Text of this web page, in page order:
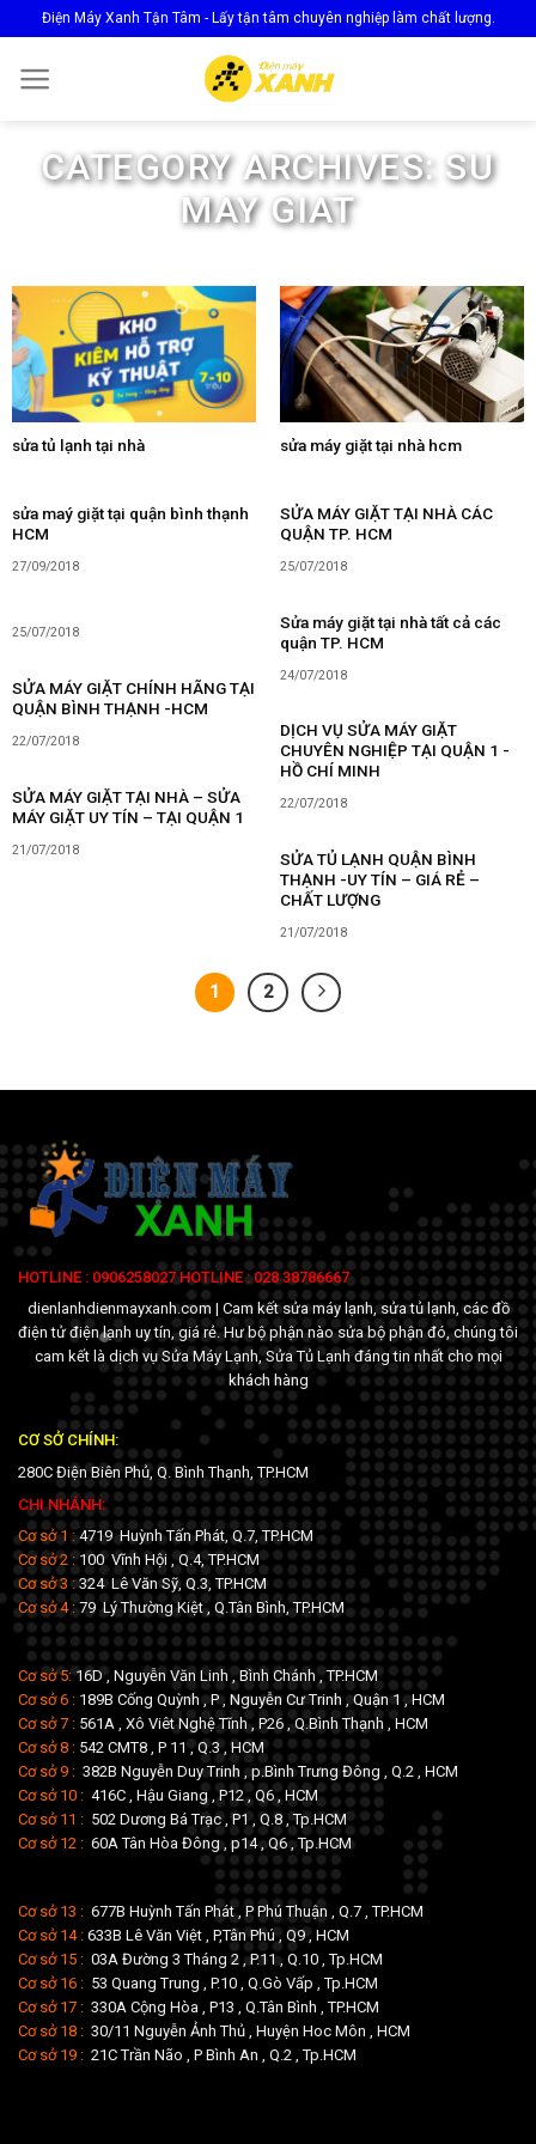
to
content
Điện Máy Xanh Tận Tâm - Lấy tận tâm chuyên nghiệp làm chất lượng.
CATEGORY ARCHIVES: SU
MAY GIAT
sửa tủ lạnh tại nhà sửa máy giặt tại nhà hcm
sửa maý giặt tại quận bình thạnh
HCM
27/09/2018
SỬA MÁY GIẶT TẠI NHÀ CÁC
QUẬN TP. HCM
25/07/2018
25/07/2018
Sửa máy giặt tại nhà tất cả các
quận TP. HCM
24/07/2018
SỬA MÁY GIẶT CHÍNH HÃNG TẠI
QUẬN BÌNH THẠNH -HCM
22/07/2018
DỊCH VỤ SỬA MÁY GIẶT
CHUYÊN NGHIỆP TẠI QUẬN 1 -
HỒ CHÍ MINH
22/07/2018
SỬA MÁY GIẶT TẠI NHÀ – SỬA
MÁY GIẶT UY TÍN – TẠI QUẬN 1
21/07/2018
SỬA TỦ LẠNH QUẬN BÌNH
THẠNH -UY TÍN – GIÁ RẺ –
CHẤT LƯỢNG
21/07/2018
1 2
HOTLINE : 0906258027 HOTLINE : 028 38786667
dienlanhdienmayxanh.com | Cam kết sửa máy lạnh, sửa tủ lạnh, các đồ
điện tử điện lạnh uy tín, giá rẻ. Hư bộ phận nào sửa bộ phận đó, chúng tôi
cam kết là dịch vụ Sửa Máy Lạnh, Sửa Tủ Lạnh đáng tin nhất cho mọi
khách hàng
CƠ SỞ CHÍNH:
280C Điện Biên Phủ, Q. Bình Thạnh, TP.HCM
CHI NHÁNH:
Cơ sở 1 :4719 Huỳnh Tấn Phát, Q.7, TP.HCM
Cơ sở 2 :100 Vĩnh Hội , Q.4, TP.HCM
Cơ sở 3 :324 Lê Văn Sỹ, Q.3, TP.HCM
Cơ sở 4 :79 Lý Thường Kiệt , Q.Tân Bình, TP.HCM
Cơ sở 5:16D , Nguyễn Văn Linh , Bình Chánh , TP.HCM
Cơ sở 6 : 189B Cống Quỳnh , P , Nguyễn Cư Trinh , Quận 1 , HCM
Cơ sở 7 : 561A , Xô Viêt Nghệ Tĩnh , P26 , Q.Bình Thạnh , HCM
Cơ sở 8 : 542 CMT8 , P 11 , Q.3 , HCM
Cơ sở 9 : 382B Nguyễn Duy Trinh , p.Bình Trưng Đông , Q.2 , HCM
Cơ sở 10 : 416C , Hậu Giang , P12 , Q6 , HCM
Cơ sở 11 : 502 Dương Bá Trạc , P1 , Q.8 , Tp.HCM
Cơ sở 12 : 60A Tân Hòa Đông , p14 , Q6 , Tp.HCM
Cơ sở 13 : 677B Huỳnh Tấn Phát , P Phú Thuận , Q.7 , TP.HCM
Cơ sở 14 : 633B Lê Văn Việt , P,Tân Phú , Q9 , HCM
Cơ sở 15 : 03A Đường 3 Tháng 2 , P.11 , Q.10 , Tp.HCM
Cơ sở 16 : 53 Quang Trung , P.10 , Q.Gò Vấp , Tp.HCM
Cơ sở 17 : 330A Cộng Hòa , P13 , Q.Tân Bình , TP.HCM
Cơ sở 18 : 30/11 Nguyễn Ảnh Thủ , Huyện Hoc Môn , HCM
Cơ sở 19 : 21C Trần Não , P Bình An , Q.2 , Tp.HCM